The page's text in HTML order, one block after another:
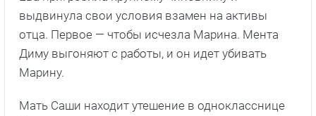
выдвинула свои условия взамен на активы
отца. Первое — чтобы исчезла Марина. Мента
Диму выгоняют с работы, и он идет убивать
Марину.
Мать Саши находит утешение в однокласснице